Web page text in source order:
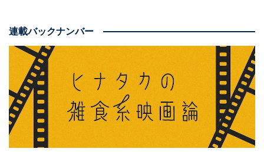
結論から申し上げれば、
尖った特徴を持ちながらも親し
みやすいスポーツ映画として、幅広い年代層に大いに推
薦できる作品でした！
連載バックナンバー